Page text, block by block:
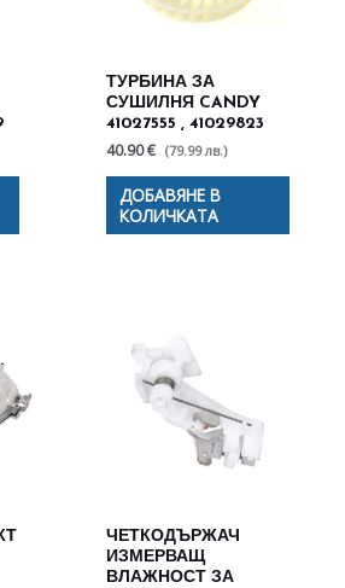
ТУРБИНА ЗА
СУШИЛНЯ CANDY
41027555 , 41029823
40.90 € (79.99 лв.)
ДОБАВЯНЕ В
КОЛИЧКАТА
ЧЕТКОДЪРЖАЧ
ИЗМЕРВАЩ
ВЛАЖНОСТ ЗА